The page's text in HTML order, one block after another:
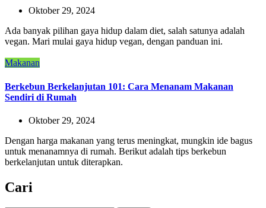
Oktober 29, 2024
Ada banyak pilihan gaya hidup dalam diet, salah satunya adalah
vegan. Mari mulai gaya hidup vegan, dengan panduan ini.
Makanan
Berkebun Berkelanjutan 101: Cara Menanam Makanan
Sendiri di Rumah
Oktober 29, 2024
Dengan harga makanan yang terus meningkat, mungkin ide bagus
untuk menanamnya di rumah. Berikut adalah tips berkebun
berkelanjutan untuk diterapkan.
Cari